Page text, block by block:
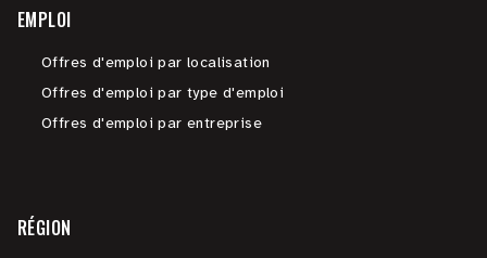
EMPLOI
Offres d'emploi par localisation
Offres d'emploi par type d'emploi
Offres d'emploi par entreprise
RÉGION